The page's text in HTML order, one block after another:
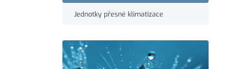
Jednotky přesné klimatizace